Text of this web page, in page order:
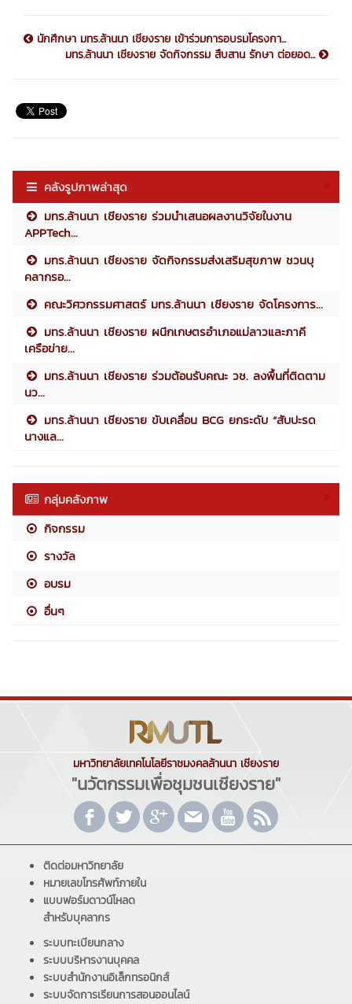
นักศึกษา มทร.ล้านนา เชียงราย เข้าร่วมการอบรมโครงกา...
มทร.ล้านนา เชียงราย จัดกิจกรรม สืบสาน รักษา ต่อยอด...
คลังรูปภาพล่าสุด
มทร.ล้านนา เชียงราย ร่วมนำเสนอผลงานวิจัยในงาน
APPTech...
มทร.ล้านนา เชียงราย จัดกิจกรรมส่งเสริมสุขภาพ ชวนบุ
คลากรอ...
คณะวิศวกรรมศาสตร์ มทร.ล้านนา เชียงราย จัดโครงการ...
มทร.ล้านนา เชียงราย ผนึกเกษตรอำเภอแม่ลาวและภาคี
เครือข่าย...
มทร.ล้านนา เชียงราย ร่วมต้อนรับคณะ วช. ลงพื้นที่ติดตาม
นว...
มทร.ล้านนา เชียงราย ขับเคลื่อน BCG ยกระดับ “สับปะรด
นางแล...
กลุ่มคลังภาพ
กิจกรรม
รางวัล
อบรม
อื่นๆ
มหาวิทยาลัยเทคโนโลยีราชมงคลล้านนา เชียงราย
"นวัตกรรมเพื่อชุมชนเชียงราย"
ติดต่อมหาวิทยาลัย
หมายเลขโทรศัพท์ภายใน
แบบฟอร์มดาวน์โหลด
สำหรับบุคลากร
ระบบทะเบียนกลาง
ระบบบริหารงานบุคคล
ระบบสำนักงานอิเล็กทรอนิกส์
ระบบจัดการเรียนการสอนออนไลน์